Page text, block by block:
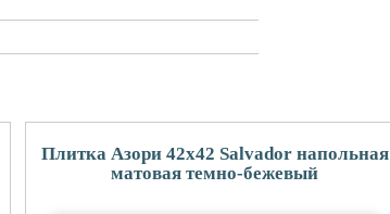
Плитка Азори 42x42 Salvador напольная
матовая темно-бежевый